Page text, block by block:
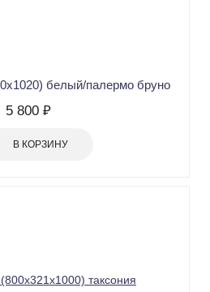
белый/палермо бруно
5 800 ₽
В КОРЗИНУ